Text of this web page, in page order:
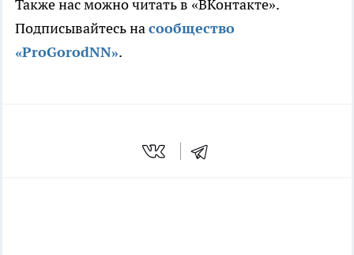
Также нас можно читать в «ВКонтакте».
Подписывайтесь насообщество
«ProGorodNN».